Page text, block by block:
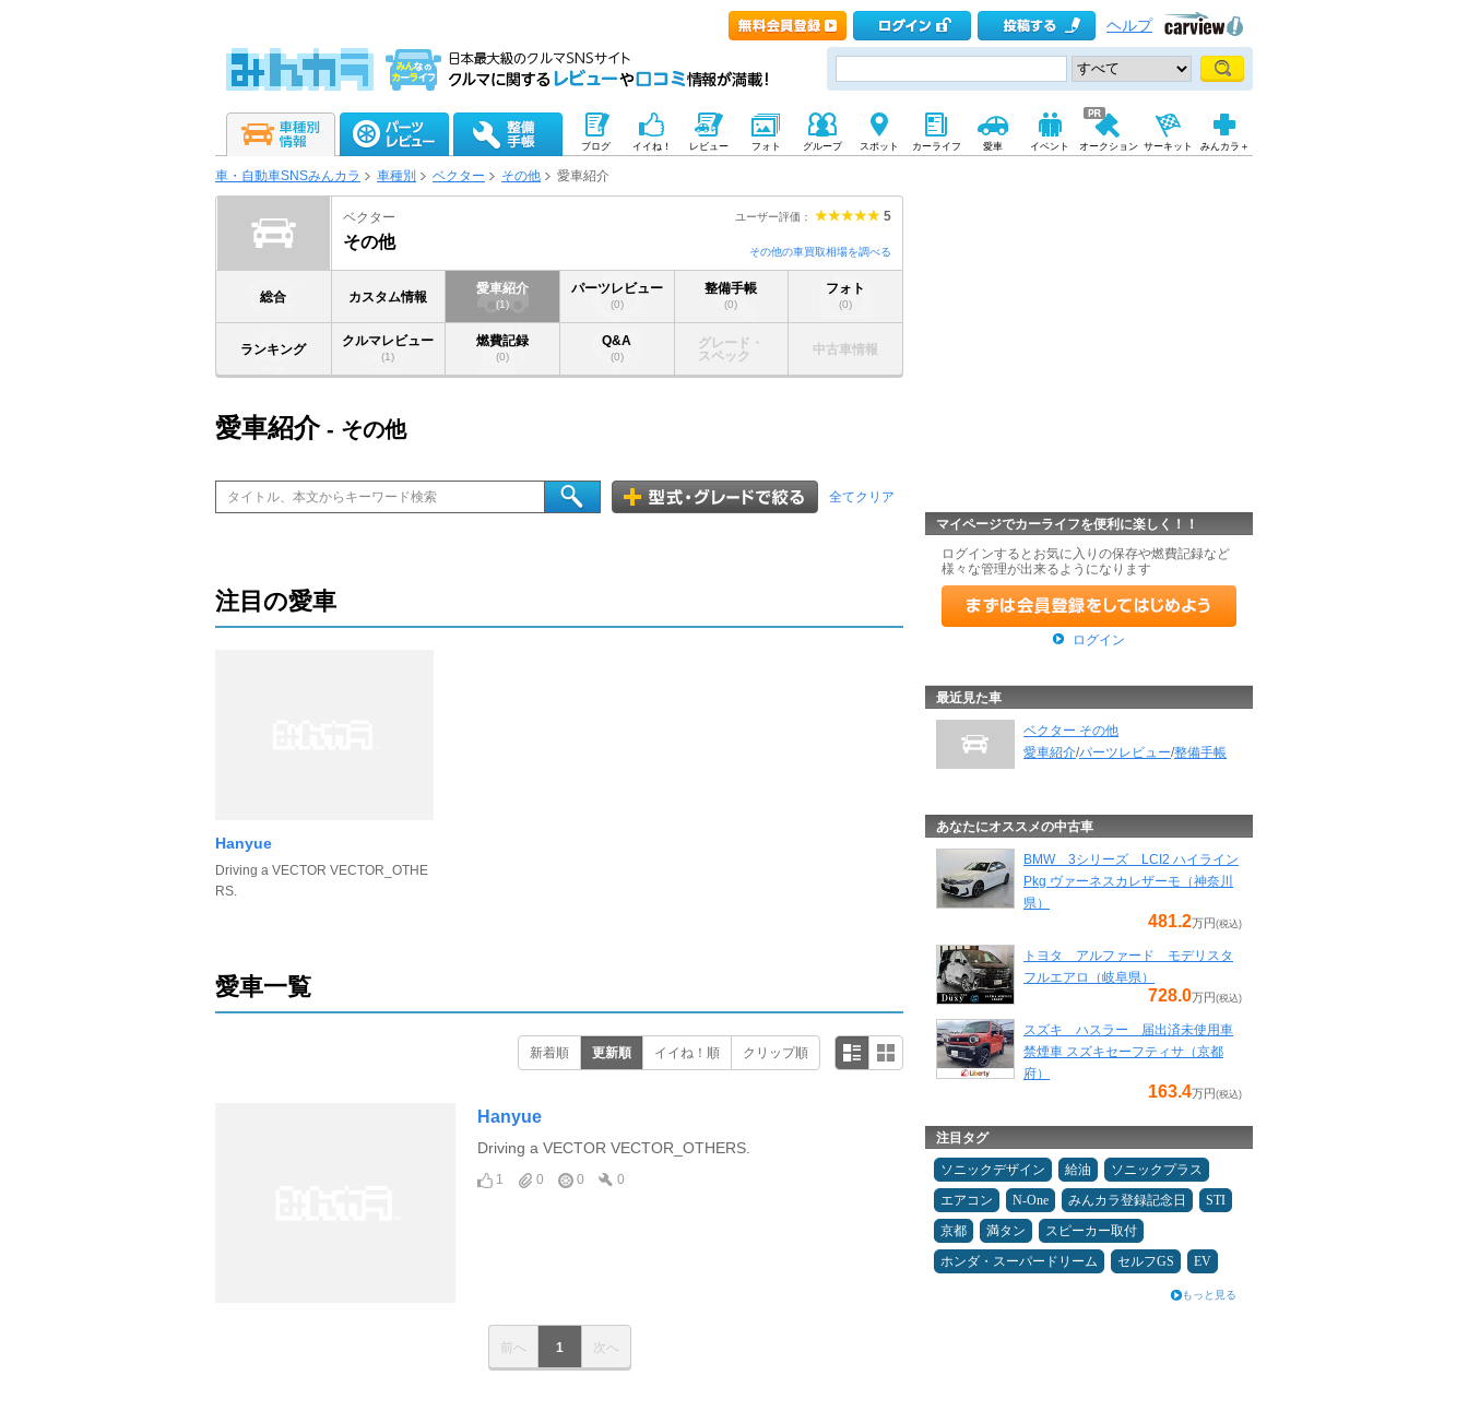
ヘルプ
ブログ イイね！ レビュー フォト グループ スポット カーライフ 愛車 イベント オークション サーキット みんカラ＋
車・自動車SNSみんカラ 車種別 ベクター その他 愛車紹介
ユーザー評価： 5
ベクター
その他
その他の車買取相場を調べる
総合 カスタム情報
愛車紹介
(1)
パーツレビュー
(0)
整備手帳
(0)
フォト
(0)
ランキング
クルマレビュー
(1)
燃費記録
(0)
Q&A
(0)
グレード・
スペック
中古車情報
愛車紹介- その他
全てクリア
注目の愛車
Hanyue
Driving a VECTOR VECTOR_OTHE
RS.
愛車一覧
新着順 更新順 イイね！順 クリップ順
Hanyue
Driving a VECTOR VECTOR_OTHERS.
1 0 0 0
前へ 1 次へ
マイページでカーライフを便利に楽しく！！
ログインするとお気に入りの保存や燃費記録など
様々な管理が出来るようになります
ログイン
最近見た車
ベクター その他
愛車紹介/パーツレビュー/整備手帳
あなたにオススメの中古車
BMW 3シリーズ LCI2 ハイライン
Pkg ヴァーネスカレザーモ（神奈川
県）
481.2万円 (税込)
トヨタ アルファード モデリスタ
フルエアロ（岐阜県）
728.0万円 (税込)
スズキ ハスラー 届出済未使用車
禁煙車 スズキセーフティサ（京都
府）
163.4万円 (税込)
注目タグ
ソニックデザイン 給油
ソニックプラス
エアコン
N-One みんカラ登録記念日
STI
京都
満タン
スピーカー取付
ホンダ・スーパードリーム
セルフGS EV
もっと見る